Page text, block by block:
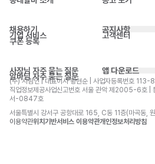
채용하기
기업 서비스
쿠폰 등록
공지사항
고객센터
사장님 자주 묻는 질문
알바님 자주 묻는 질문
앱 다운로드
(주) 사람인 | 대표이사 황현순 | 사업자등록번호
직업정보제공사업신고번호 서울 관악 제2005-6호 |
서-0847호
서울특별시 강서구 공항대로 165, C동 11층(마곡
이용약관위치기반서비스 이용약관개인정보처리방침